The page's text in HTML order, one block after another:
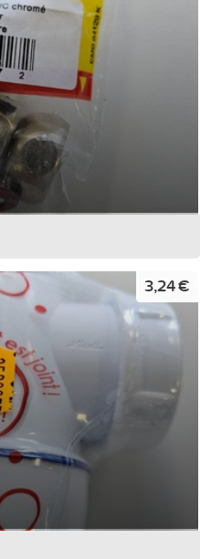
3,24 €